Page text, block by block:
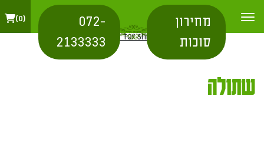
מחירון
סוכות
072-
2133333
0
בית city for shipping / שתולה
שתולה